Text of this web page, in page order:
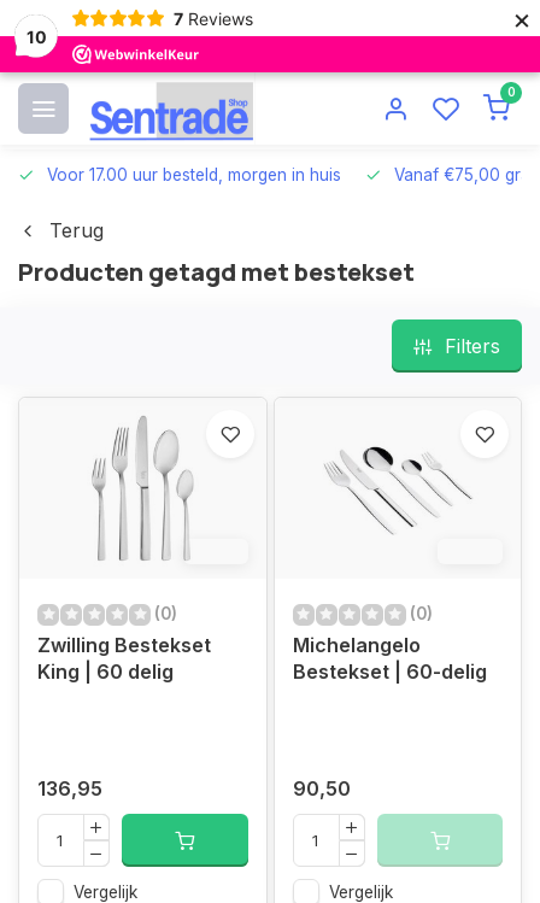
10
7 Reviews ×
0
Voor 17.00 uur besteld, morgen in huis Vanaf €75,00
Terug
Producten getagd met bestekset
Filters
(0)
Zwilling Bestekset
King | 60 delig
136,95
Vergelijk
(0)
Michelangelo
Bestekset | 60-delig
90,50
Vergelijk